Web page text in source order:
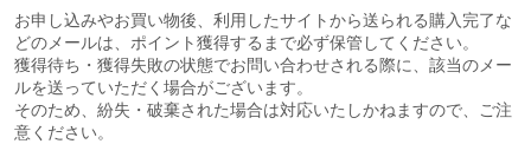
お申し込みやお買い物後、利用したサイトから送られる購入完了な
どのメールは、ポイント獲得するまで必ず保管してください。
獲得待ち・獲得失敗の状態でお問い合わせされる際に、該当のメー
ルを送っていただく場合がございます。
そのため、紛失・破棄された場合は対応いたしかねますので、ご注
意ください。